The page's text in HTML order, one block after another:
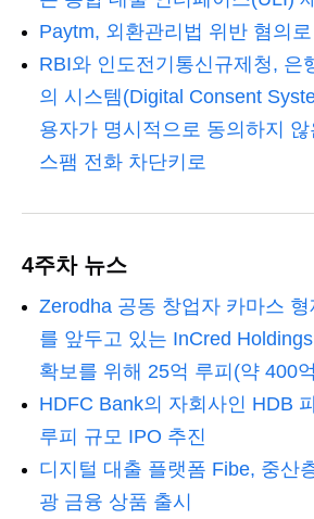
Paytm, 외환관리법 위반 혐의
RBI와 인도전기통신규제청, 은
의 시스템(Digital Consent
용자가 명시적으로 동의하지 않
스팸 전화 차단키로
4주차 뉴스
Zerodha 공동 창업자 카마스
를 앞두고 있는 InCred
확보를 위해 25억 루피(약 400
HDFC Bank의 자회사인 HDB
루피 규모 IPO 추진
디지털 대출 플랫폼 Fibe, 중산
광 금융 상품 출시